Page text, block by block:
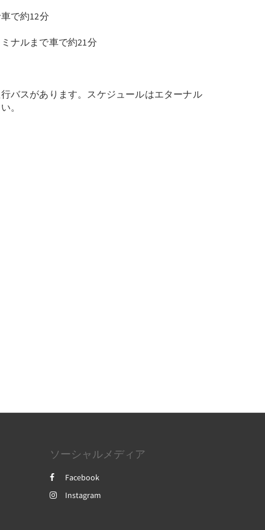
で約12分
ナルまで車で約21分
バスがあります。スケジュールはエターナル
。
ソーシャルメディア
Facebook
Instagram